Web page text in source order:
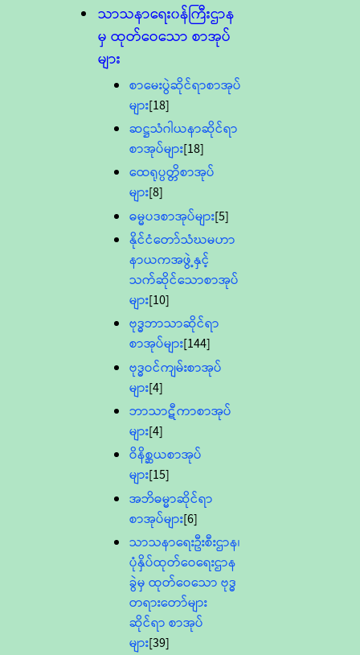
သာသနာရေး၀န်ကြီးဌာန
မှ ထုတ်ဝေသော စာအုပ်
များ
စာမေးပွဲဆိုင်ရာစာအုပ်
များ[18]
ဆဋ္ဌသံဂါယနာဆိုင်ရာ
စာအုပ်များ[18]
ထေရုပ္ပတ္တိစာအုပ်
များ[8]
ဓမ္မပဒစာအုပ်များ[5]
နိုင်ငံတော်သံဃမဟာ
နာယကအဖွဲ့နှင့်
သက်ဆိုင်သောစာအုပ်
များ[10]
ဗုဒ္ဓဘာသာဆိုင်ရာ
စာအုပ်များ[144]
ဗုဒ္ဓဝင်ကျမ်းစာအုပ်
များ[4]
ဘာသာဋီကာစာအုပ်
များ[4]
ဝိနိစ္ဆယစာအုပ်
များ[15]
အဘိဓမ္မာဆိုင်ရာ
စာအုပ်များ[6]
သာသနာရေးဦးစီးဌာန၊
ပုံနှိပ်ထုတ်ဝေရေးဌာန
ခွဲမှ ထုတ်ဝေသော ဗုဒ္ဓ
တရားတော်များ
ဆိုင်ရာ စာအုပ်
များ[39]